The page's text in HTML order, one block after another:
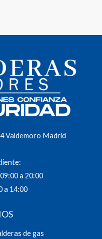
Valdemoro Madrid
a 20:00
a 14:00
de gas